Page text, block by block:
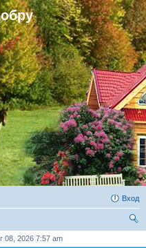
Вход
08, 2026 7:57 am